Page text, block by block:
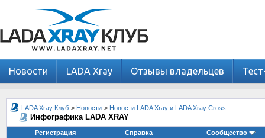
Новости LADA Xray Отзывы владельцев
LADA Xray Клуб > Новости > Новости LADA Xray и LADA Xray Cross
Инфографика LADA XRAY
Регистрация Справка Сообщество